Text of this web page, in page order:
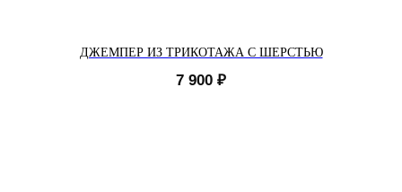
ДЖЕМПЕР ИЗ ТРИКОТАЖА С ШЕРСТЬЮ
7 900 ₽